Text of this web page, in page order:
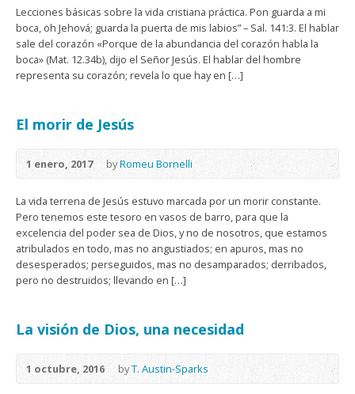
Lecciones básicas sobre la vida cristiana práctica. Pon guarda a mi
boca, oh Jehová; guarda la puerta de mis labios” – Sal. 141:3. El hablar
sale del corazón «Porque de la abundancia del corazón habla la
boca» (Mat. 12.34b), dijo el Señor Jesús. El hablar del hombre
representa su corazón; revela lo que hay en […]
El morir de Jesús
1 enero, 2017 byRomeu Bornelli
La vida terrena de Jesús estuvo marcada por un morir constante.
Pero tenemos este tesoro en vasos de barro, para que la
excelencia del poder sea de Dios, y no de nosotros, que estamos
atribulados en todo, mas no angustiados; en apuros, mas no
desesperados; perseguidos, mas no desamparados; derribados,
pero no destruidos; llevando en […]
La visión de Dios, una necesidad
1 octubre, 2016 byT. Austin-Sparks